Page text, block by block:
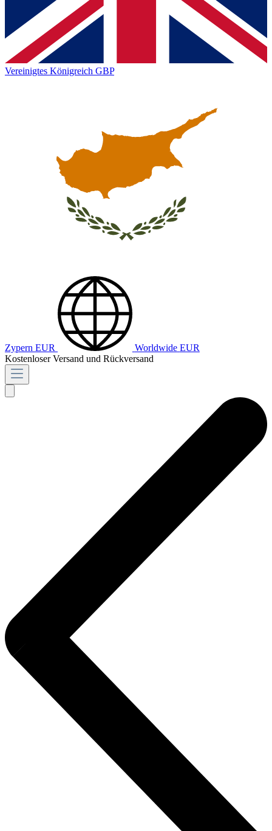
Vereinigtes Königreich GBP
Zypern EUR Worldwide EUR
Kostenloser Versand und Rückversand